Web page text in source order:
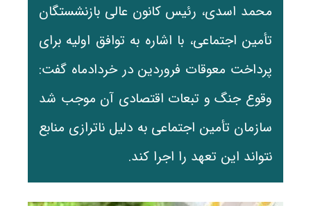
محمد اسدی، رئیس کانون عالی بازنشستگان
تأمین اجتماعی، با اشاره به توافق اولیه برای
پرداخت معوقات فروردین در خردادماه گفت:
وقوع جنگ و تبعات اقتصادی آن موجب شد
سازمان تأمین اجتماعی به دلیل ناترازی منابع
نتواند این تعهد را اجرا کند.